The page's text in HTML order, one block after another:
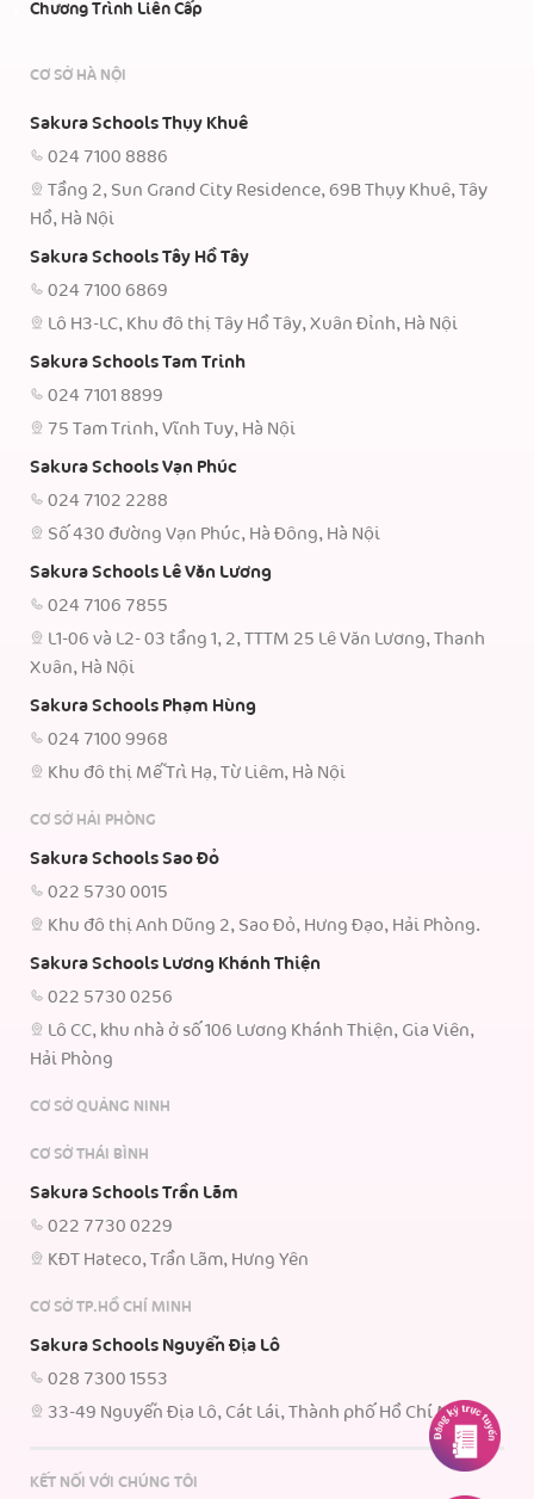
Chương Trình Liên Cấp
CƠ SỞ HÀ NỘI
Sakura Schools Thụy Khuê
024 7100 8886
Tầng 2, Sun Grand City Residence, 69B Thụy Khuê, Tây
Hồ, Hà Nội
Sakura Schools Tây Hồ Tây
024 7100 6869
Lô H3-LC, Khu đô thị Tây Hồ Tây, Xuân Đỉnh, Hà Nội
Sakura Schools Tam Trinh
024 7101 8899
75 Tam Trinh, Vĩnh Tuy, Hà Nội
Sakura Schools Vạn Phúc
024 7102 2288
Số 430 đường Vạn Phúc, Hà Đông, Hà Nội
Sakura Schools Lê Văn Lương
024 7106 7855
L1-06 và L2- 03 tầng 1, 2, TTTM 25 Lê Văn Lương, Thanh
Xuân, Hà Nội
Sakura Schools Phạm Hùng
024 7100 9968
Khu đô thị Mễ Trì Hạ, Từ Liêm, Hà Nội
CƠ SỞ HẢI PHÒNG
Sakura Schools Sao Đỏ
022 5730 0015
Khu đô thị Anh Dũng 2, Sao Đỏ, Hưng Đạo, Hải Phòng.
Sakura Schools Lương Khánh Thiện
022 5730 0256
Lô CC, khu nhà ở số 106 Lương Khánh Thiện, Gia Viên,
Hải Phòng
CƠ SỞ QUẢNG NINH
CƠ SỞ THÁI BÌNH
Sakura Schools Trần Lãm
022 7730 0229
KĐT Hateco, Trần Lãm, Hưng Yên
CƠ SỞ TP.HỒ CHÍ MINH
Sakura Schools Nguyễn Địa Lô
028 7300 1553
33-49 Nguyễn Địa Lô, Cát Lái, Thành phố Hồ Chí Minh.
KẾT NỐI VỚI CHÚNG TÔI